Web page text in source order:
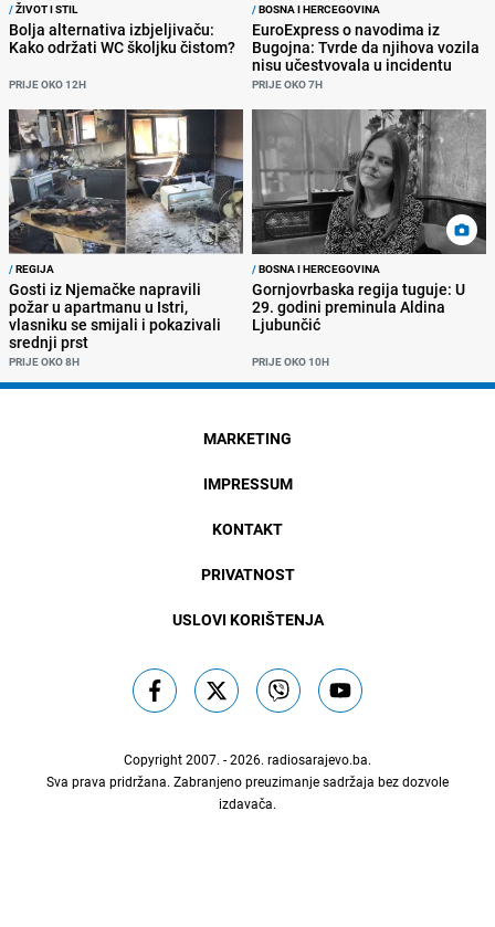
/ŽIVOT I STIL
Bolja alternativa izbjeljivaču:
Kako održati WC školjku čistom?
PRIJE OKO 12H
/BOSNA I HERCEGOVINA
EuroExpress o navodima iz
Bugojna: Tvrde da njihova vozila
nisu učestvovala u incidentu
PRIJE OKO 7H
/REGIJA
Gosti iz Njemačke napravili
požar u apartmanu u Istri,
vlasniku se smijali i pokazivali
srednji prst
PRIJE OKO 8H
/BOSNA I HERCEGOVINA
Gornjovrbaska regija tuguje: U
29. godini preminula Aldina
Ljubunčić
PRIJE OKO 10H
MARKETING
IMPRESSUM
KONTAKT
PRIVATNOST
USLOVI KORIŠTENJA
Copyright 2007. - 2026. radiosarajevo.ba.
Sva prava pridržana. Zabranjeno preuzimanje sadržaja bez dozvole
izdavača.